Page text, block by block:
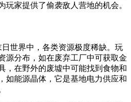
玩家提供了偷袭敌人营地的机会。
世界中，各类资源极度稀缺。玩
源分布，如在废弃工厂中可获取金
，在野外的废墟中可能找到食物和
如能源晶体，它是基地电力供应和